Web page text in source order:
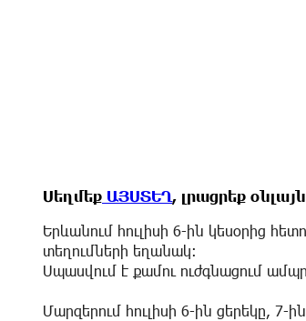
Սեղմեք ԱՅՍՏԵՂ, լրացրեք
Երևանում հուլիսի 6-ին կեսօրից
տեղումների եղանակ։
Սպասվում է քամու ուժգնացում
Մարզերում հուլիսի 6-ին ցերեկը, 7-